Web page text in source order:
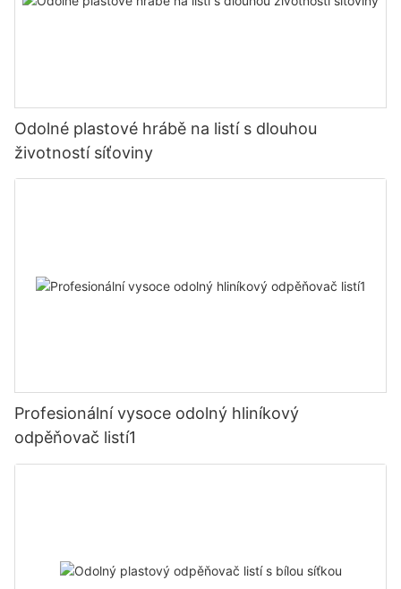
Odolné plastové hrábě na listí s dlouhou
životností síťoviny
Profesionální vysoce odolný hliníkový
odpěňovač listí1